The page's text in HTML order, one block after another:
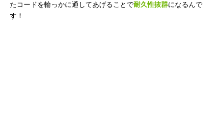
たコードを輪っかに通してあげることで耐久性抜群になるんで
す！